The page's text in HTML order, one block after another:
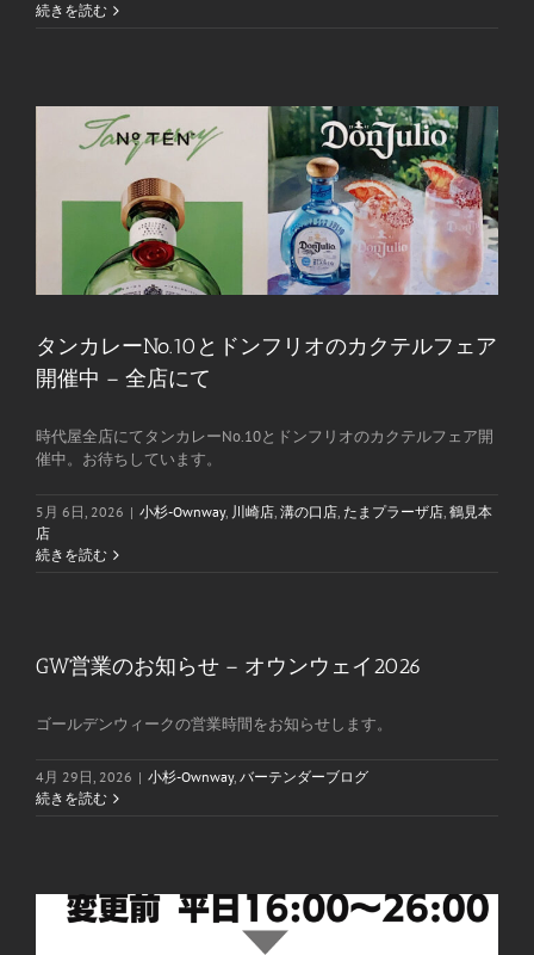
続きを読む
タンカレーNo.10とドンフリオのカクテルフェア
開催中 – 全店にて
時代屋全店にてタンカレーNo.10とドンフリオのカクテルフェア開
催中。お待ちしています。
5月 6日, 2026 | 小杉-Ownway, 川崎店, 溝の口店, たまプラーザ店, 鶴見本
店
続きを読む
GW営業のお知らせ – オウンウェイ2026
ゴールデンウィークの営業時間をお知らせします。
4月 29日, 2026 | 小杉-Ownway, バーテンダーブログ
続きを読む